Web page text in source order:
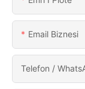
Email Biznesi
Telefon /